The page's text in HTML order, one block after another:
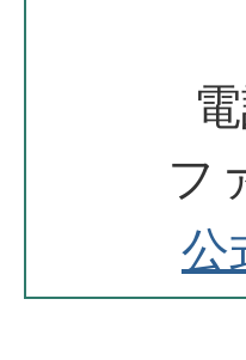
フ
公